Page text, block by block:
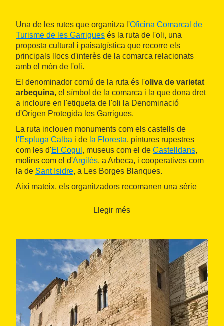
Una de les rutes que organitza l'Oficina Comarcal de
Turisme de les Garrigues és la ruta de l'oli, una
proposta cultural i paisatgística que recorre els
principals llocs d'interès de la comarca relacionats
amb el món de l'oli.
El denominador comú de la ruta és l'oliva de varietat
arbequina, el símbol de la comarca i la que dona dret
a incloure en l'etiqueta de l'oli la Denominació
d'Origen Protegida les Garrigues.
La ruta inclouen monuments com els castells de
l'Espluga Calba i de la Floresta, pintures rupestres
com les d'El Cogul , museus com el de Castelldans,
molins com el d'Argilés, a Arbeca, i cooperatives com
la de Sant Isidre, a Les Borges Blanques.
Així mateix, els organitzadors recomanen una sèrie
degustar la gastronomia de la zona.
Llegir més